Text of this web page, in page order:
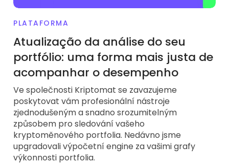
KriptoEarn
Ganhe recompensas com as suas criptomoedas
Cofre
Guarde criptomoedas para o seu futuro
Compra Recorrente
Investimentos regulares programados (DCA)
Alerta de preços
Atualizações de preços em tempo real para os seus tokens
favoritos
Explorar Ativos
Descubra oportunidades de investimento
PLATAFORMA
Atualização da análise do seu
portfólio: uma forma mais justa de
acompanhar o desempenho
Ve společnosti Kriptomat se zavazujeme
poskytovat vám profesionální nástroje
zjednodušeným a snadno srozumitelným
způsobem pro sledování vašeho
kryptoměnového portfolia. Nedávno jsme
upgradovali výpočetní engine za vašimi grafy
výkonnosti portfolia.